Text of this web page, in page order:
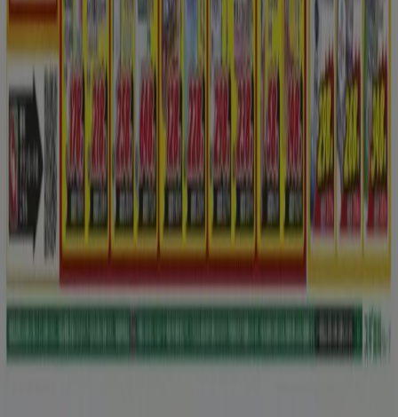
ブランド
地元ブランド
割引情報
近くのお店
製品紹介
地元産品
都市
Tiendeoアプリ
Copyright © Tiendeo ® 2026 · Shopfully Marketing S.L.U. –
Palau de Mar – 08039 Barcelona, Spain